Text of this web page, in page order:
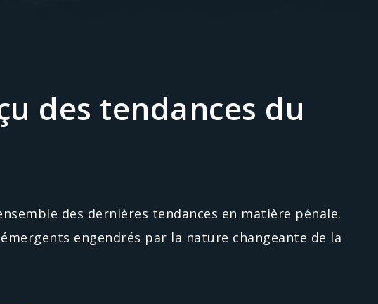
des tendances du
des dernières tendances en matière pénale.
engendrés par la nature changeante de la